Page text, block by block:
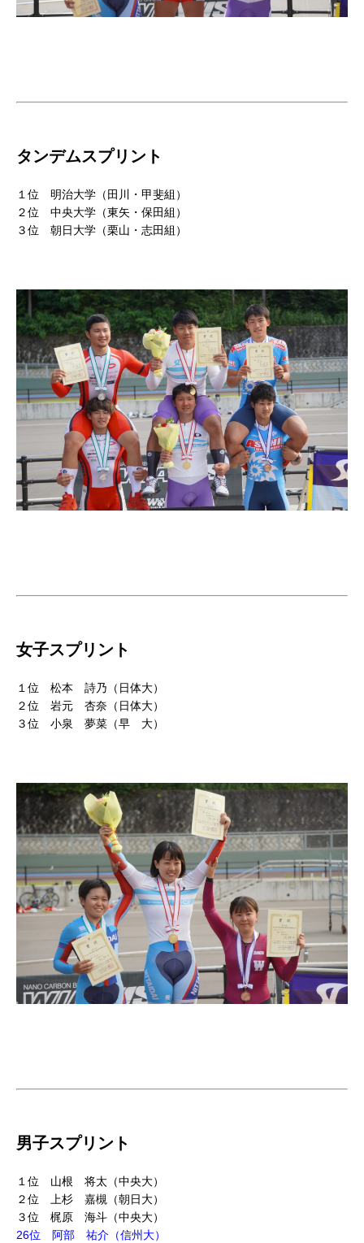
タンデムスプリント
１位 明治大学（田川・甲斐組）
２位 中央大学（東矢・保田組）
３位 朝日大学（栗山・志田組）
女子スプリント
１位 松本 詩乃（日体大）
２位 岩元 杏奈（日体大）
３位 小泉 夢菜（早 大）
男子スプリント
１位 山根 将太（中央大）
２位 上杉 嘉槻（朝日大）
３位 梶原 海斗（中央大）
26位 阿部 祐介（信州大）